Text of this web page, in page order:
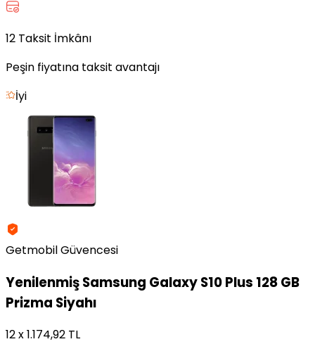
12 Taksit İmkânı
Peşin fiyatına taksit avantajı
İyi
Getmobil Güvencesi
YenilenmişSamsung Galaxy S10 Plus 128 GB
Prizma Siyahı
12 x 1.174,92 TL